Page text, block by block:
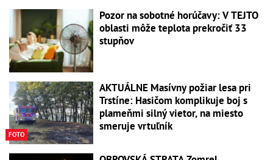
Pozor na sobotné horúčavy: V TEJTO
oblasti môže teplota prekročiť 33
stupňov
FOTO
AKTUÁLNE Masívny požiar lesa pri
Trstíne: Hasičom komplikuje boj s
plameňmi silný vietor, na miesto
smeruje vrtuľník